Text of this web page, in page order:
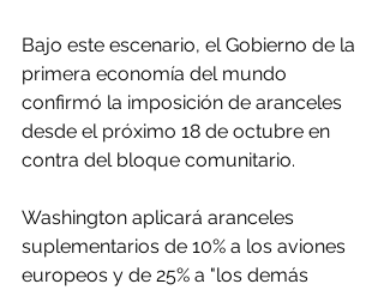
Bajo este escenario, el Gobierno de la
primera economía del mundo
confirmó la imposición de aranceles
desde el próximo 18 de octubre en
contra del bloque comunitario.
Washington aplicará aranceles
suplementarios de 10% a los aviones
europeos y de 25% a "los demás